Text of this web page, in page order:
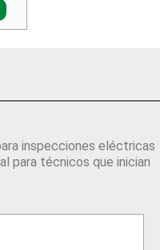
inspecciones eléctricas
para técnicos que inician